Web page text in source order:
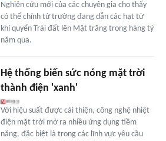
Nghiên cứu mới của các chuyên gia cho thấy
có thể chính từ trường đang dẫn các hạt từ
khí quyển Trái đất lên Mặt trăng trong hàng tỷ
năm qua.
Hệ thống biến sức nóng mặt trời
thành điện 'xanh'
Với hiệu suất được cải thiện, công nghệ nhiệt
điện mặt trời mở ra nhiều ứng dụng tiềm
năng, đặc biệt là trong các lĩnh vực yêu cầu